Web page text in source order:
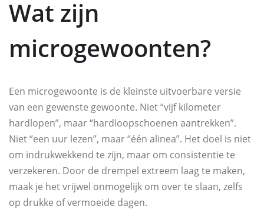
Wat zijn
microgewoonten?
Een microgewoonte is de kleinste uitvoerbare versie
van een gewenste gewoonte. Niet “vijf kilometer
hardlopen”, maar “hardloopschoenen aantrekken”.
Niet “een uur lezen”, maar “één alinea”. Het doel is niet
om indrukwekkend te zijn, maar om consistentie te
verzekeren. Door de drempel extreem laag te maken,
maak je het vrijwel onmogelijk om over te slaan, zelfs
op drukke of vermoeide dagen.